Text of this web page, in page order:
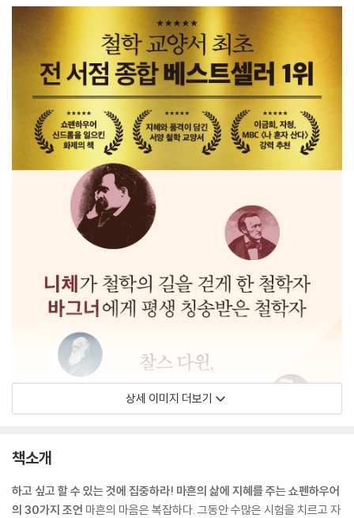
상세 이미지 더보기
책소개
하고 싶고 할 수 있는 것에 집중하라! 마흔의 삶에 지혜를 주는 쇼펜하우어
의 30가지 조언 마흔의 마음은 복잡하다. 그동안 수많은 시험을 치르고 자